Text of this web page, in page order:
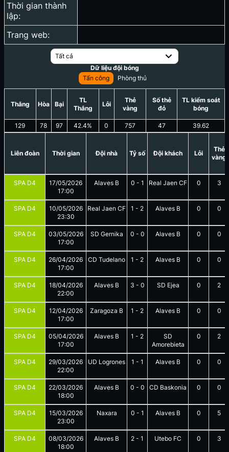
Thời gian thành
lập:
Trang web:
Tất cả
Dữ liệu đội bóng
Tấn công
Phòng thủ
Thắng
129
Hòa
78
Bại
97
TL
Thắng
42.4%
Lỗi
0
Thẻ
vàng
757
Số thẻ
đỏ
47
TL kiểm soát
bóng
39.62
Liên đoàn Thời gian Đội nhà Tỷ số Đội khách Lỗi
Thẻ
vàng
SPA D4
17/05/2026
17:00
Alaves B 0 - 1 Real Jaen CF 0 3
SPA D4
10/05/2026
23:30
Real Jaen CF 1 - 2 Alaves B 0 0
SPA D4
03/05/2026
17:00
SD Gernika 0 - 0 Alaves B 0 0
SPA D4
26/04/2026
17:00
CD Tudelano 1 - 2 Alaves B 0 0
SPA D4
18/04/2026
22:00
Alaves B 3 - 0 SD Ejea 0 2
SPA D4
12/04/2026
17:00
Zaragoza B 1 - 2 Alaves B 0 0
SPA D4
05/04/2026
17:00
Alaves B 1 - 2
SD
Amorebieta
0 2
SPA D4
29/03/2026
22:00
UD Logrones 1 - 1 Alaves B 0 0
SPA D4
22/03/2026
18:00
Alaves B 0 - 0 CD Baskonia 0 0
SPA D4
15/03/2026
23:00
Naxara 0 - 1 Alaves B 0 5
SPA D4
08/03/2026
18:00
Alaves B 2 - 1 Utebo FC 0 3